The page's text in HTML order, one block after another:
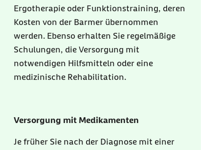
Ergotherapie oder Funktionstraining, deren
Kosten von der Barmer übernommen
werden. Ebenso erhalten Sie regelmäßige
Schulungen, die Versorgung mit
notwendigen Hilfsmitteln oder eine
medizinische Rehabilitation.
Versorgung mit Medikamenten
Je früher Sie nach der Diagnose mit einer